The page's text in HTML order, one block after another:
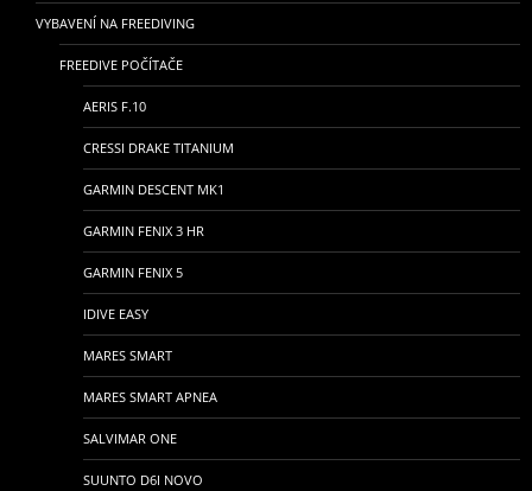
VYBAVENÍ NA FREEDIVING
FREEDIVE POČÍTAČE
AERIS F.10
CRESSI DRAKE TITANIUM
GARMIN DESCENT MK1
GARMIN FENIX 3 HR
GARMIN FENIX 5
IDIVE EASY
MARES SMART
MARES SMART APNEA
SALVIMAR ONE
SUUNTO D6I NOVO